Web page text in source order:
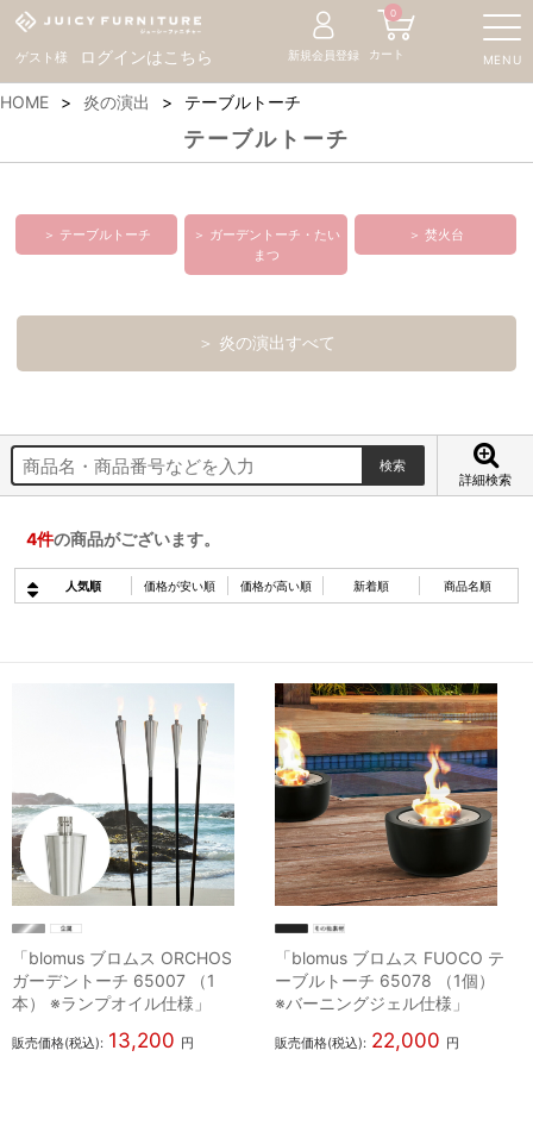
ゲスト様 ログインはこちら MENU
新規会員登録 カート
0
HOME 炎の演出 テーブルトーチ
テーブルトーチ
＞ テーブルトーチ
＞ ガーデントーチ・たい
まつ
＞ 焚火台
＞ 炎の演出すべて
詳細検索
4件の商品がございます。
人気順 価格が安い順 価格が高い順 新着順 商品名順
「blomus ブロムス ORCHOS
ガーデントーチ 65007 （1
本） ※ランプオイル仕様」
販売価格(税込): 13,200 円
「blomus ブロムス FUOCO テ
ーブルトーチ 65078 （1個）
※バーニングジェル仕様」
販売価格(税込): 22,000 円